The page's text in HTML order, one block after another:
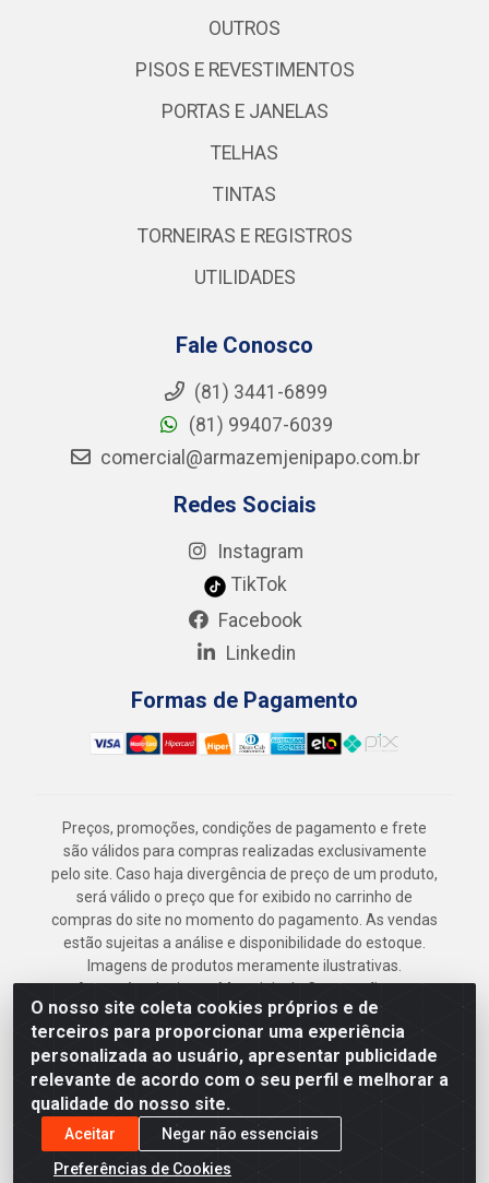
O nosso site coleta cookies próprios e de
terceiros para proporcionar uma experiência
personalizada ao usuário, apresentar publicidade
relevante de acordo com o seu perfil e melhorar a
qualidade do nosso site.
Aceitar
Negar não essenciais
Preferências de Cookies
OUTROS
PISOS E REVESTIMENTOS
PORTAS E JANELAS
TELHAS
TINTAS
TORNEIRAS E REGISTROS
UTILIDADES
Fale Conosco
(81) 3441-6899
(81) 99407-6039
comercial@armazemjenipapo.com.br
Redes Sociais
Instagram
TikTok
Facebook
Linkedin
Formas de Pagamento
Preços, promoções, condições de pagamento e frete
são válidos para compras realizadas exclusivamente
pelo site. Caso haja divergência de preço de um produto,
será válido o preço que for exibido no carrinho de
compras do site no momento do pagamento. As vendas
estão sujeitas a análise e disponibilidade do estoque.
Imagens de produtos meramente ilustrativas.
Armazém Jenipapo Materiais de Construção em
Geral LTDA - Rua das Flores, 2691 - Guabiraba,
Recife/PE - CEP 52.291-630 - CNPJ
41.097.379/0001-